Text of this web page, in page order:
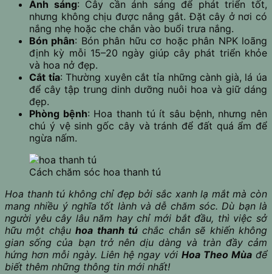
Ánh sáng: Cây cần ánh sáng để phát triển tốt,
nhưng không chịu được nắng gắt. Đặt cây ở nơi có
nắng nhẹ hoặc che chắn vào buổi trưa nắng.
Bón phân: Bón phân hữu cơ hoặc phân NPK loãng
định kỳ mỗi 15–20 ngày giúp cây phát triển khỏe
và hoa nở đẹp.
Cắt tỉa: Thường xuyên cắt tỉa những cành già, lá úa
để cây tập trung dinh dưỡng nuôi hoa và giữ dáng
đẹp.
Phòng bệnh: Hoa thanh tú ít sâu bệnh, nhưng nên
chú ý vệ sinh gốc cây và tránh để đất quá ẩm để
ngừa nấm.
Cách chăm sóc hoa thanh tú
Hoa thanh tú không chỉ đẹp bởi sắc xanh lạ mắt mà còn
mang nhiều ý nghĩa tốt lành và dễ chăm sóc. Dù bạn là
người yêu cây lâu năm hay chỉ mới bắt đầu, thì việc sở
hữu một chậuhoa thanh tú chắc chắn sẽ khiến không
gian sống của bạn trở nên dịu dàng và tràn đầy cảm
hứng hơn mỗi ngày. Liên hệ ngay với Hoa Theo Mùa để
biết thêm những thông tin mới nhất!